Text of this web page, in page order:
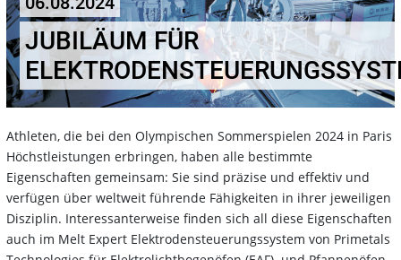
JUBILÄUM FÜR
Athleten, die bei den Olympischen Sommerspielen 2024 in Paris
Höchstleistungen erbringen, haben alle bestimmte
Eigenschaften gemeinsam: Sie sind präzise und effektiv und
verfügen über weltweit führende Fähigkeiten in ihrer jeweiligen
Disziplin. Interessanterweise finden sich all diese Eigenschaften
auch im Melt Expert Elektrodensteuerungssystem von Primetals